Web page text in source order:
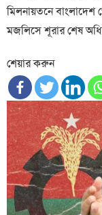
মিলনায়তনে
মজলিসে শূরার শেষ
শেয়ার করুন